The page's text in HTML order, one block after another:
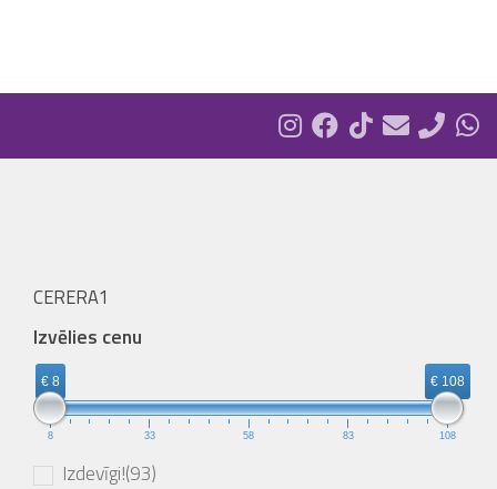
CERERA1
Izvēlies cenu
€ 8 € 108
8 33 58 83 108
Izdevīgi!(93)